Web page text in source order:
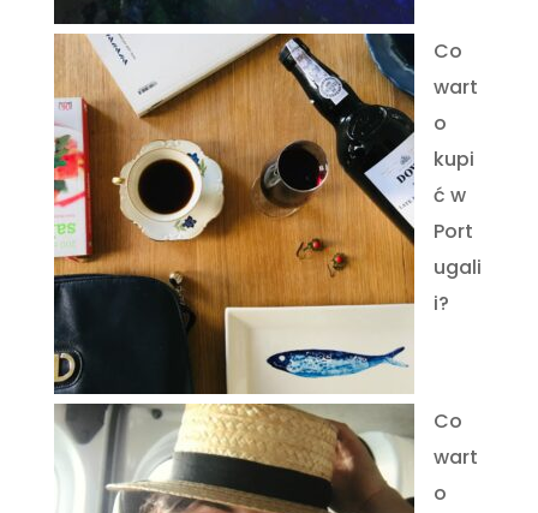
Co
wart
o
kupi
ć w
Port
ugali
i?
Co
wart
o